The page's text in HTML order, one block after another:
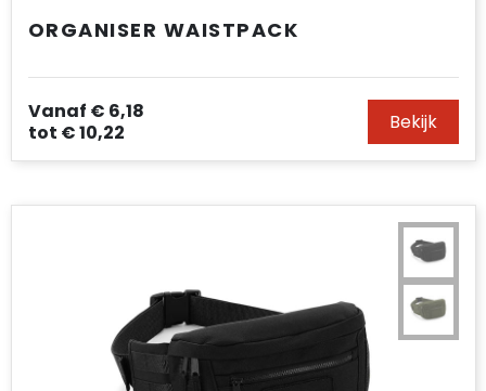
ORGANISER WAISTPACK
Vanaf € 6,18
tot € 10,22 Bekijk